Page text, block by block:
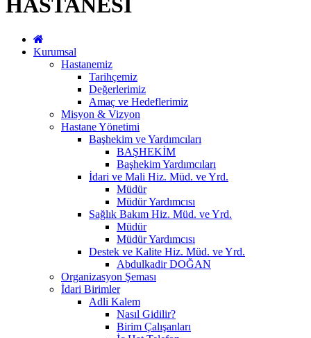
HASTANESİ
Kurumsal
Hastanemiz
Tarihçemiz
Değerlerimiz
Amaç ve Hedeflerimiz
Misyon & Vizyon
Hastane Yönetimi
Başhekim ve Yardımcıları
BAŞHEKİM
Başhekim Yardımcıları
İdari ve Mali Hiz. Müd. ve Yrd.
Müdür
Müdür Yardımcısı
Sağlık Bakım Hiz. Müd. ve Yrd.
Müdür
Müdür Yardımcısı
Destek ve Kalite Hiz. Müd. ve Yrd.
Abdulkadir DOĞAN
Organizasyon Şeması
İdari Birimler
Adli Kalem
Nasıl Gidilir?
Birim Çalışanları